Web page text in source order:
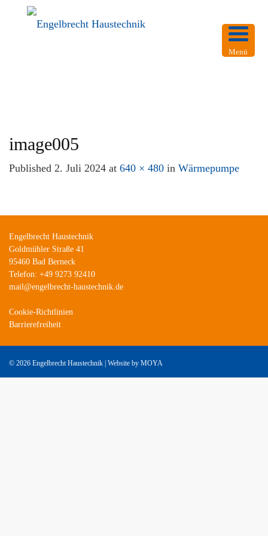
image005
Published 2. Juli 2024 at 640 × 480 in Wärmepumpe
Engelbrecht Haustechnik
Goldmühler Straße 41
95460 Bad Berneck
Telefon: +49 9273 92410
mail@engelbrecht-haustechnik.de
Cookie-Richtlinien
Barrierefreiheit
© 2026 Engelbrecht Haustechnik | Website by MOYA
Menü